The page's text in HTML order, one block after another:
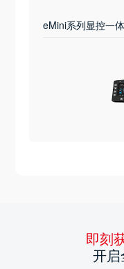
eMini系列显控一
即刻
开启